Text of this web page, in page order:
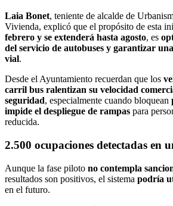
Laia Bonet, teniente de alcalde de
Vivienda, explicó que el propósito de esta
febrero y se extenderá hasta agosto, es
del servicio de autobuses y garantizar
vial.
Desde el Ayuntamiento recuerdan que los
carril bus ralentizan su velocidad
seguridad, especialmente cuando bloquean
impide el despliegue de rampas para
reducida.
2.500 ocupaciones detectadas en
Aunque la fase piloto no contempla
resultados son positivos, el sistema podría
en el futuro.